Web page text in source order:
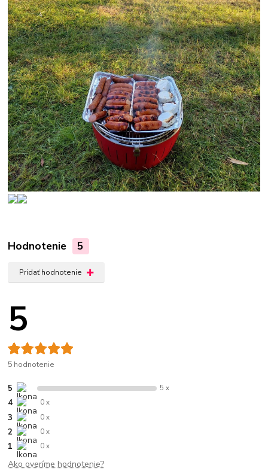
Hodnotenie 5
Pridať hodnotenie
5
5 hodnotenie
5 5 x
4 0 x
3 0 x
2 0 x
1 0 x
Ako overíme hodnotenie?